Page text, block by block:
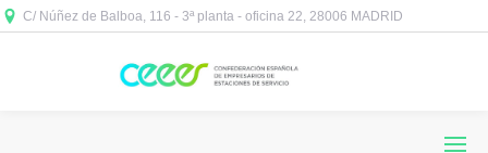
C/ Núñez de Balboa, 116 - 3ª planta - oficina 22, 28006 MADRID